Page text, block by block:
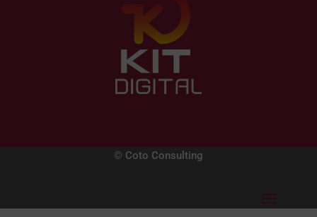
© Coto Consulting